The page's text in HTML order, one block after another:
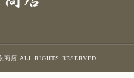
商店 ALL RIGHTS RESERVED.